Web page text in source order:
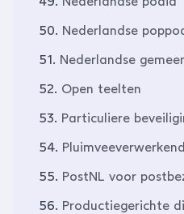
50. Nederlandse
51. Nederlandse
52. Open teelten
53. Particuliere
54.
55. PostNL voor
56. Productiegerichte